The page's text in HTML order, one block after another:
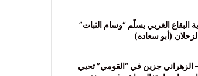
البقاع الغربي يسلّم “وسام الثبات”
(أبو سعاده)
الزهراني جزين في “القومي” تحيي